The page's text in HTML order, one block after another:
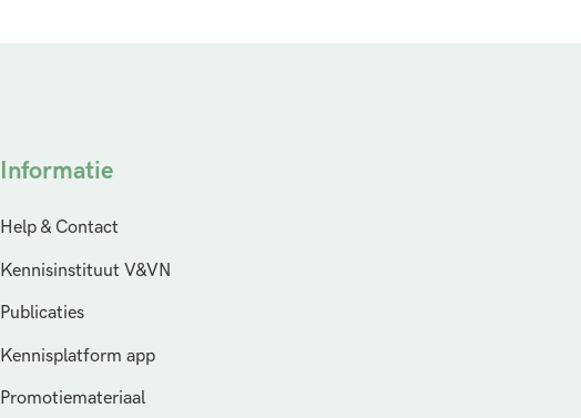
Informatie
Help & Contact
Kennisinstituut V&VN
Publicaties
Kennisplatform app
Promotiemateriaal